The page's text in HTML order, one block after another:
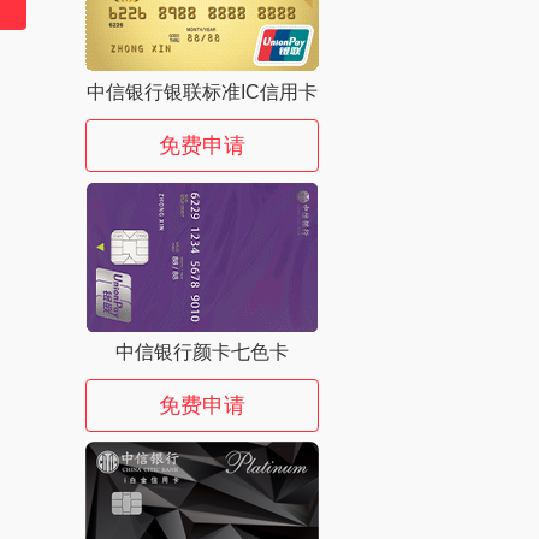
中信银行银联标准IC信用卡
免费申请
中信银行颜卡七色卡
免费申请